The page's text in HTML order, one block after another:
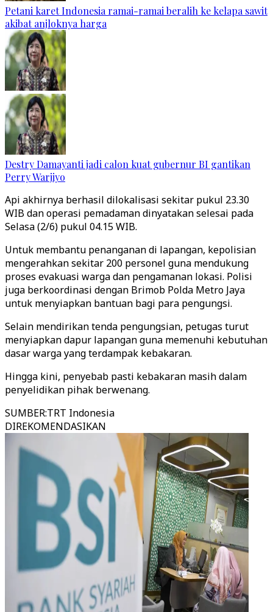
Petani karet Indonesia ramai-ramai beralih ke kelapa sawit
akibat anjloknya harga
Destry Damayanti jadi calon kuat gubernur BI gantikan
Perry Warjiyo
Api akhirnya berhasil dilokalisasi sekitar pukul 23.30
WIB dan operasi pemadaman dinyatakan selesai pada
Selasa (2/6) pukul 04.15 WIB.
Untuk membantu penanganan di lapangan, kepolisian
mengerahkan sekitar 200 personel guna mendukung
proses evakuasi warga dan pengamanan lokasi. Polisi
juga berkoordinasi dengan Brimob Polda Metro Jaya
untuk menyiapkan bantuan bagi para pengungsi.
Selain mendirikan tenda pengungsian, petugas turut
menyiapkan dapur lapangan guna memenuhi kebutuhan
dasar warga yang terdampak kebakaran.
Hingga kini, penyebab pasti kebakaran masih dalam
penyelidikan pihak berwenang.
SUMBER:TRT Indonesia
DIREKOMENDASIKAN